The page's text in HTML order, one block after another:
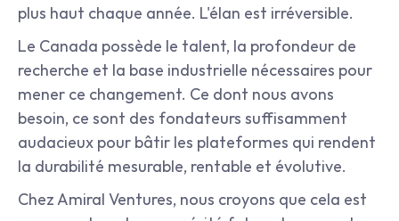
plus haut chaque année. L'élan est irréversible.
Le Canada possède le talent, la profondeur de
recherche et la base industrielle nécessaires pour
mener ce changement. Ce dont nous avons
besoin, ce sont des fondateurs suffisamment
audacieux pour bâtir les plateformes qui rendent
la durabilité mesurable, rentable et évolutive.
Chez Amiral Ventures, nous croyons que cela est